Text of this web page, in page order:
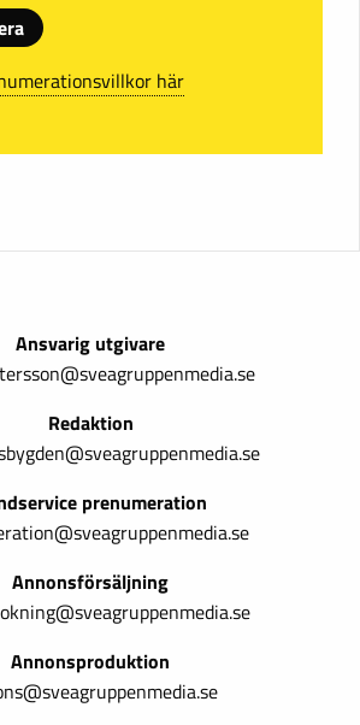
här
Ansvarig utgivare
Redaktion
prenumeration
Annonsförsäljning
Annonsproduktion